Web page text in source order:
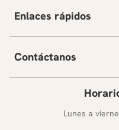
Enlaces rápidos
Contáctanos
Lunes a